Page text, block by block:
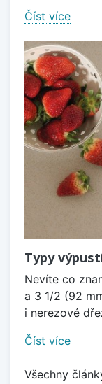
Číst více
Typy
Nevíte co
a 3 1/2 (92
i nerezové
Číst více
Všechny